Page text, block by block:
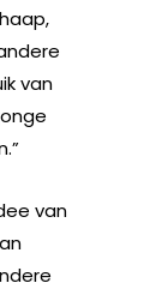
van
van